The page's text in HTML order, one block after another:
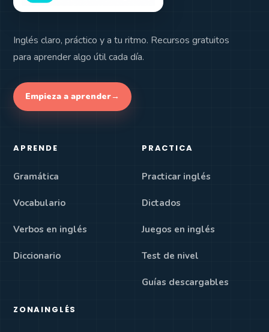
Inglés claro, práctico y a tu ritmo. Recursos gratuitos
para aprender algo útil cada día.
Empieza a aprender→
APRENDE
Gramática
Vocabulario
Verbos en inglés
Diccionario
PRACTICA
Practicar inglés
Dictados
Juegos en inglés
Test de nivel
Guías descargables
ZONAINGLÉS